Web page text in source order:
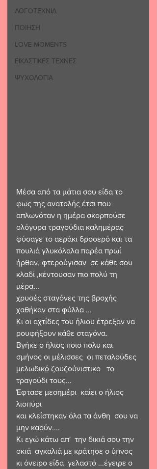
ΛΟΓΟΤΕΧΝΙΑ
ΠΟΙΗΣΗ
LOVE MOMENTS
ΕΙΚΑΣΤΙΚΕΣ ΤΕΧΝΕΣ
ΨΥΧΟΛΟΓΙΑ
Μέσα από τα μάτια σου είδα το
φως της ανατολής έτσι που
απλωνόταν η ημέρα σκορπούσε
ολόγυρα τραγούδια καλημέρας
φύσαγε το αεράκι δροσερό και τα
πουλιά γλυκόλαλα παρέα πρωί
ήρθαν, φτερούγισαν  σε κάθε σου
κλαδί ,κέντουσαν πιο πολύ τη
μέρα...
χρυσές σταγόνες της βροχής
χαθήκαν στα φύλλα ...
Κι οι αχτίδες του ήλιου έτρεξαν να
ρουφήξουν κάθε σταγόνα.
Βγήκε ο ήλιος ποιο πολυ και
σμήνος οι μέλισσες  οι πεταλούδες
μελωδικό ζουζούνιστικο   το
τραγούδι τους...
Έφτασε μεσημέρι  καίει ο ήλιος
λιοπύρι
και κλείστηκαν όλα τα άνθη  σου να
μην καούν....
Κι εγώ κάτω απ'  την δικιά σου την
σκιά  αγκαλιά με κράτησε ο ύπνος
κι όνειρο είδα  γελαστό ...έγειρε ο